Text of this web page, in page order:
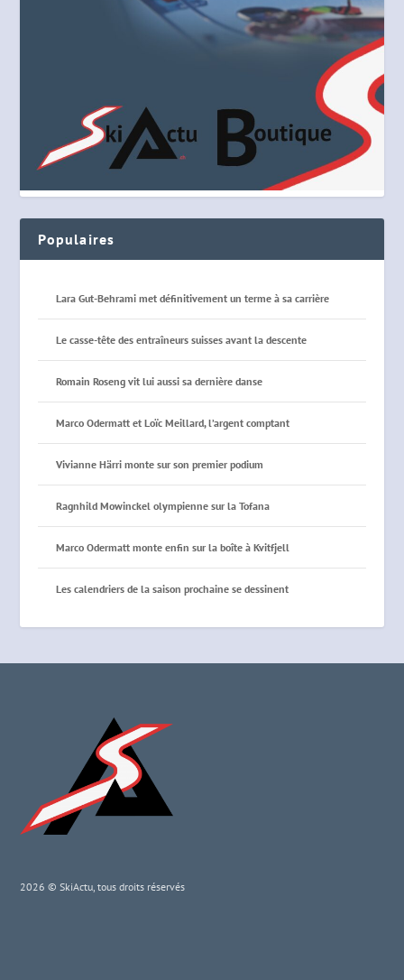
Populaires
Lara Gut-Behrami met définitivement un terme à sa carrière
Le casse-tête des entraîneurs suisses avant la descente
Romain Roseng vit lui aussi sa dernière danse
Marco Odermatt et Loïc Meillard, l’argent comptant
Vivianne Härri monte sur son premier podium
Ragnhild Mowinckel olympienne sur la Tofana
Marco Odermatt monte enfin sur la boîte à Kvitfjell
Les calendriers de la saison prochaine se dessinent
2026 © SkiActu, tous droits réservés